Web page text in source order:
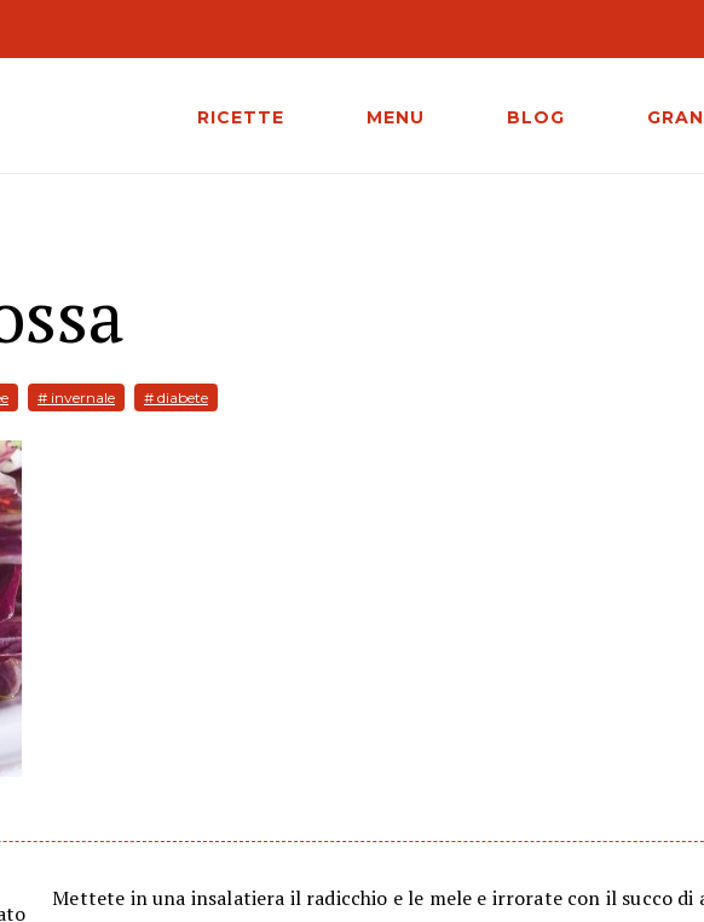
RICETTE MENU BLOG
# invernale # diabete
Mettete in una insalatiera il radicchio e le mele e irrorate con il succo di